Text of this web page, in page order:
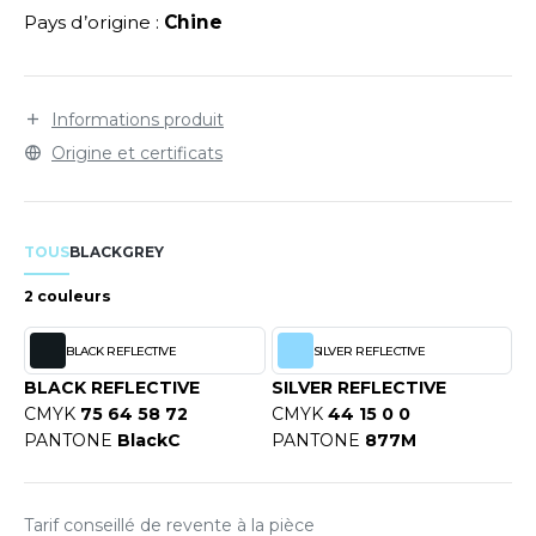
IN EUROPE
SHOPPING
OF THE LOOM VINTAGE
- BLANKS
Pays d’origine : Chine
Informations produit
Origine et certificats
TOUSBLACKGREY
2 couleurs
BLACK REFLECTIVE
BLACK REFLECTIVE
CMYK 75 64 58 72
PANTONE BlackC
SILVER REFLECTIVE
SILVER REFLECTIVE
CMYK 44 15 0 0
PANTONE 877M
Tarif conseillé de revente à la pièce